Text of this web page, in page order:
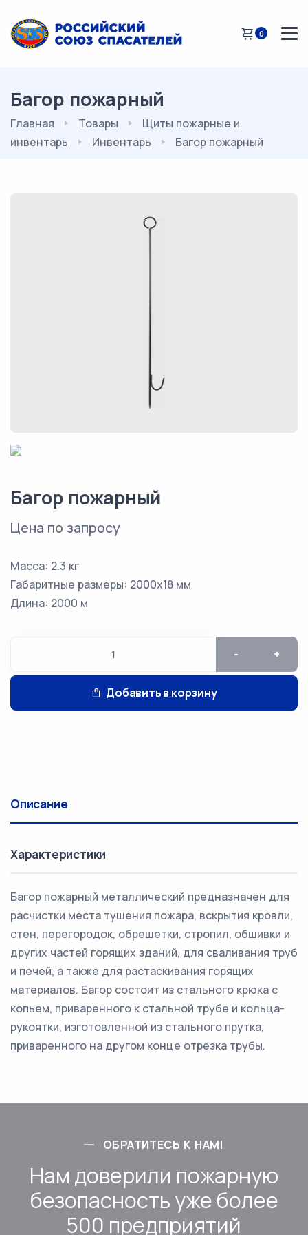
0
Багор пожарный
Главная Товары
Щиты пожарные и
инвентарь
Инвентарь Багор пожарный
Багор пожарный
Цена по запросу
Масса: 2.3 кг
Габаритные размеры: 2000х18 мм
Длина: 2000 м
- +
Добавить в корзину
Описание
Характеристики
Багор пожарный металлический предназначен для
расчистки места тушения пожара, вскрытия кровли,
стен, перегородок, обрешетки, стропил, обшивки и
других частей горящих зданий, для сваливания труб
и печей, а также для растаскивания горящих
материалов. Багор состоит из стального крюка с
копьем, приваренного к стальной трубе и кольца-
рукоятки, изготовленной из стального прутка,
приваренного на другом конце отрезка трубы.
ОБРАТИТЕСЬ К НАМ!
Нам доверили пожарную
безопасность уже более
500 предприятий